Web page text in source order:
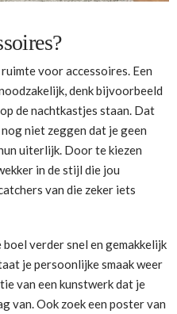
voor accessoires. Een
denk bijvoorbeeld
de nachtkastjes staan. Dat
niet zeggen dat je geen
uiterlijk. Door te kiezen
in de stijl die jou
van die zeker iets
boel verder snel en gemakkelijk
je persoonlijke smaak weer
van een kunstwerk dat je
van. Ook zoek een poster van